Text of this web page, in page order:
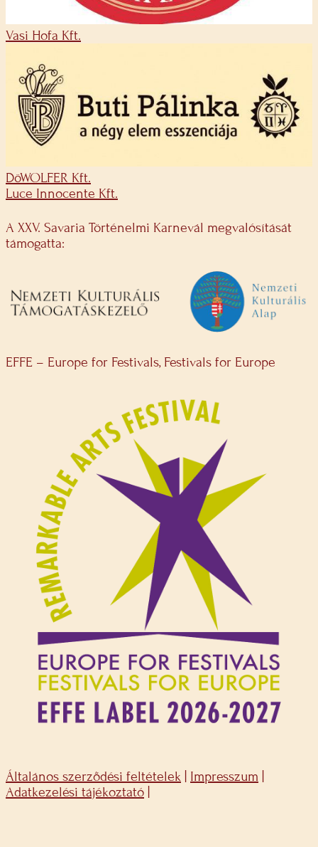
Vasi Hofa Kft.
DöWOLFER Kft.
Luce Innocente Kft.
A XXV. Savaria Történelmi Karnevál megvalósítását
támogatta:
EFFE – Europe for Festivals, Festivals for Europe
Általános szerződési feltételek Impresszum
Adatkezelési tájékoztató